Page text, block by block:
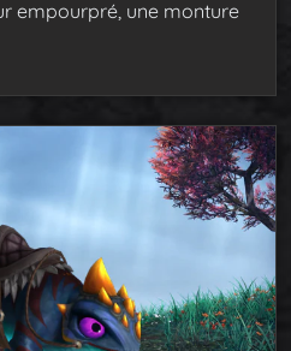
empourpré, une monture